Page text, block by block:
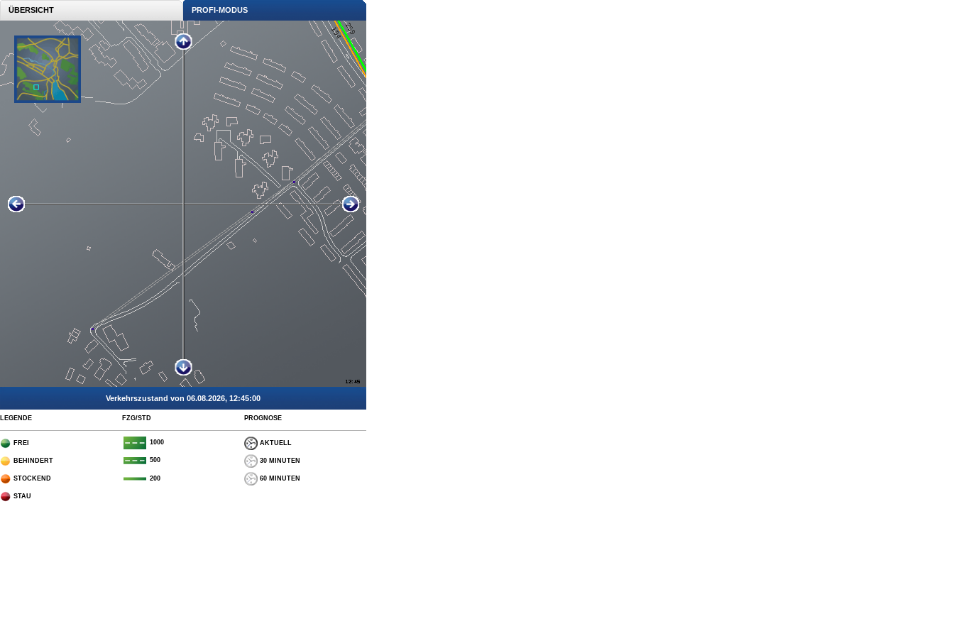
ÜBERSICHT PROFI-MODUS
Verkehrszustand von 06.08.2026, 12:45:00
LEGENDE FZG/STD PROGNOSE
FREI 1000 AKTUELL
BEHINDERT 500 30 MINUTEN
STOCKEND 200 60 MINUTEN
STAU